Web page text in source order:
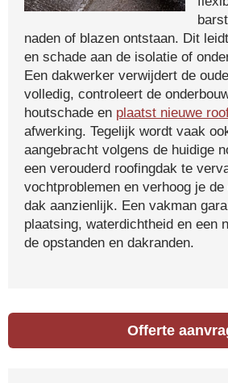
naden of blazen ontstaan. Dit
en schade aan de isolatie of
Een dakwerker verwijdert de
volledig, controleert de
houtschade en plaatst nieuwe
afwerking. Tegelijk wordt vaak
aangebracht volgens de huidige
een verouderd roofingdak te
vochtproblemen en verhoog je
dak aanzienlijk. Een vakman
plaatsing, waterdichtheid en een
de opstanden en dakranden.
Offerte